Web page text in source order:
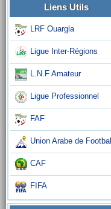
Liens Utils
LRF Ouargla
Ligue Inter-Régions
L.N.F Amateur
Ligue Professionnel
FAF
Union Arabe de Football
CAF
FIFA